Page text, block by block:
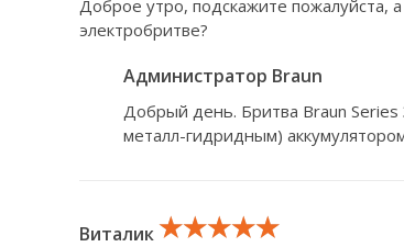
Доброе утро, подскажите пожалуйста,
электробритве?
Администратор Braun
Добрый день. Бритва Braun Series
металл-гидридным)
Виталик ★★★★★
★★★★★
★★★★★